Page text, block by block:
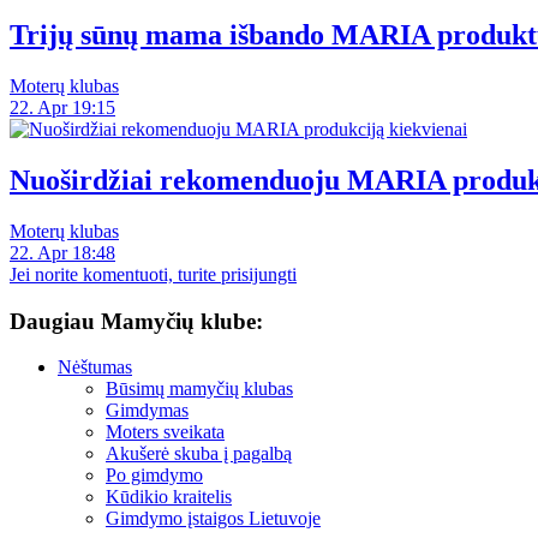
Trijų sūnų mama išbando MARIA
Moterų klubas
22. Apr 19:15
Nuoširdžiai rekomenduoju MARIA
Moterų klubas
22. Apr 18:48
Jei norite komentuoti, turite prisijungti
Daugiau Mamyčių klube:
Nėštumas
Būsimų mamyčių klubas
Gimdymas
Moters sveikata
Akušerė skuba į pagalbą
Po gimdymo
Kūdikio kraitelis
Gimdymo įstaigos Lietuvoje